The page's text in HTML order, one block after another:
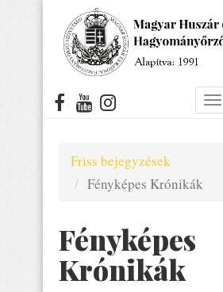
Friss bejegyzések
Fényképes Krónikák
Fényképes
Krónikák